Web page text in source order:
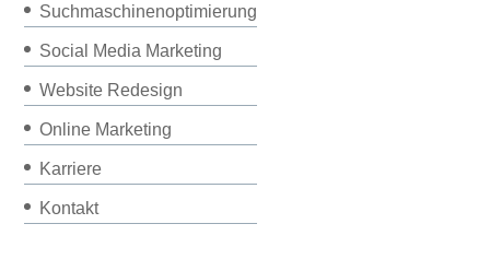
Suchmaschinenoptimierung
Social Media Marketing
Website Redesign
Online Marketing
Karriere
Kontakt